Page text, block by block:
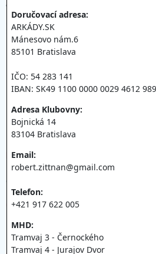
Doručovací adresa:
ARKÁDY.SK
Mánesovo nám.6
85101 Bratislava
IČO: 54 283 141
IBAN: SK49 1100 0000 0029 4612
Adresa Klubovny:
Bojnická 14
83104 Bratislava
Email:
robert.zittnan@gmail.com
Telefon:
+421 917 622 005
MHD:
Tramvaj 3 - Černockého
Tramvaj 4 - Jurajov Dvor